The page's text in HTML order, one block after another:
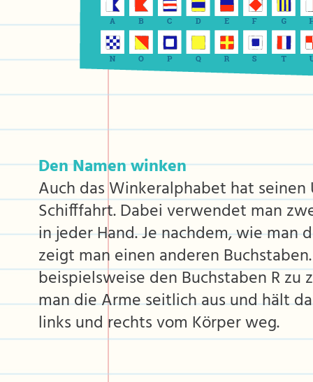
Den Namen winken
Auch das Winkeralphabet hat seinen
Schifffahrt. Dabei verwendet man
in jeder Hand. Je nachdem, wie man
zeigt man einen anderen
beispielsweise den Buchstaben R zu
man die Arme seitlich aus und hält
links und rechts vom Körper weg.